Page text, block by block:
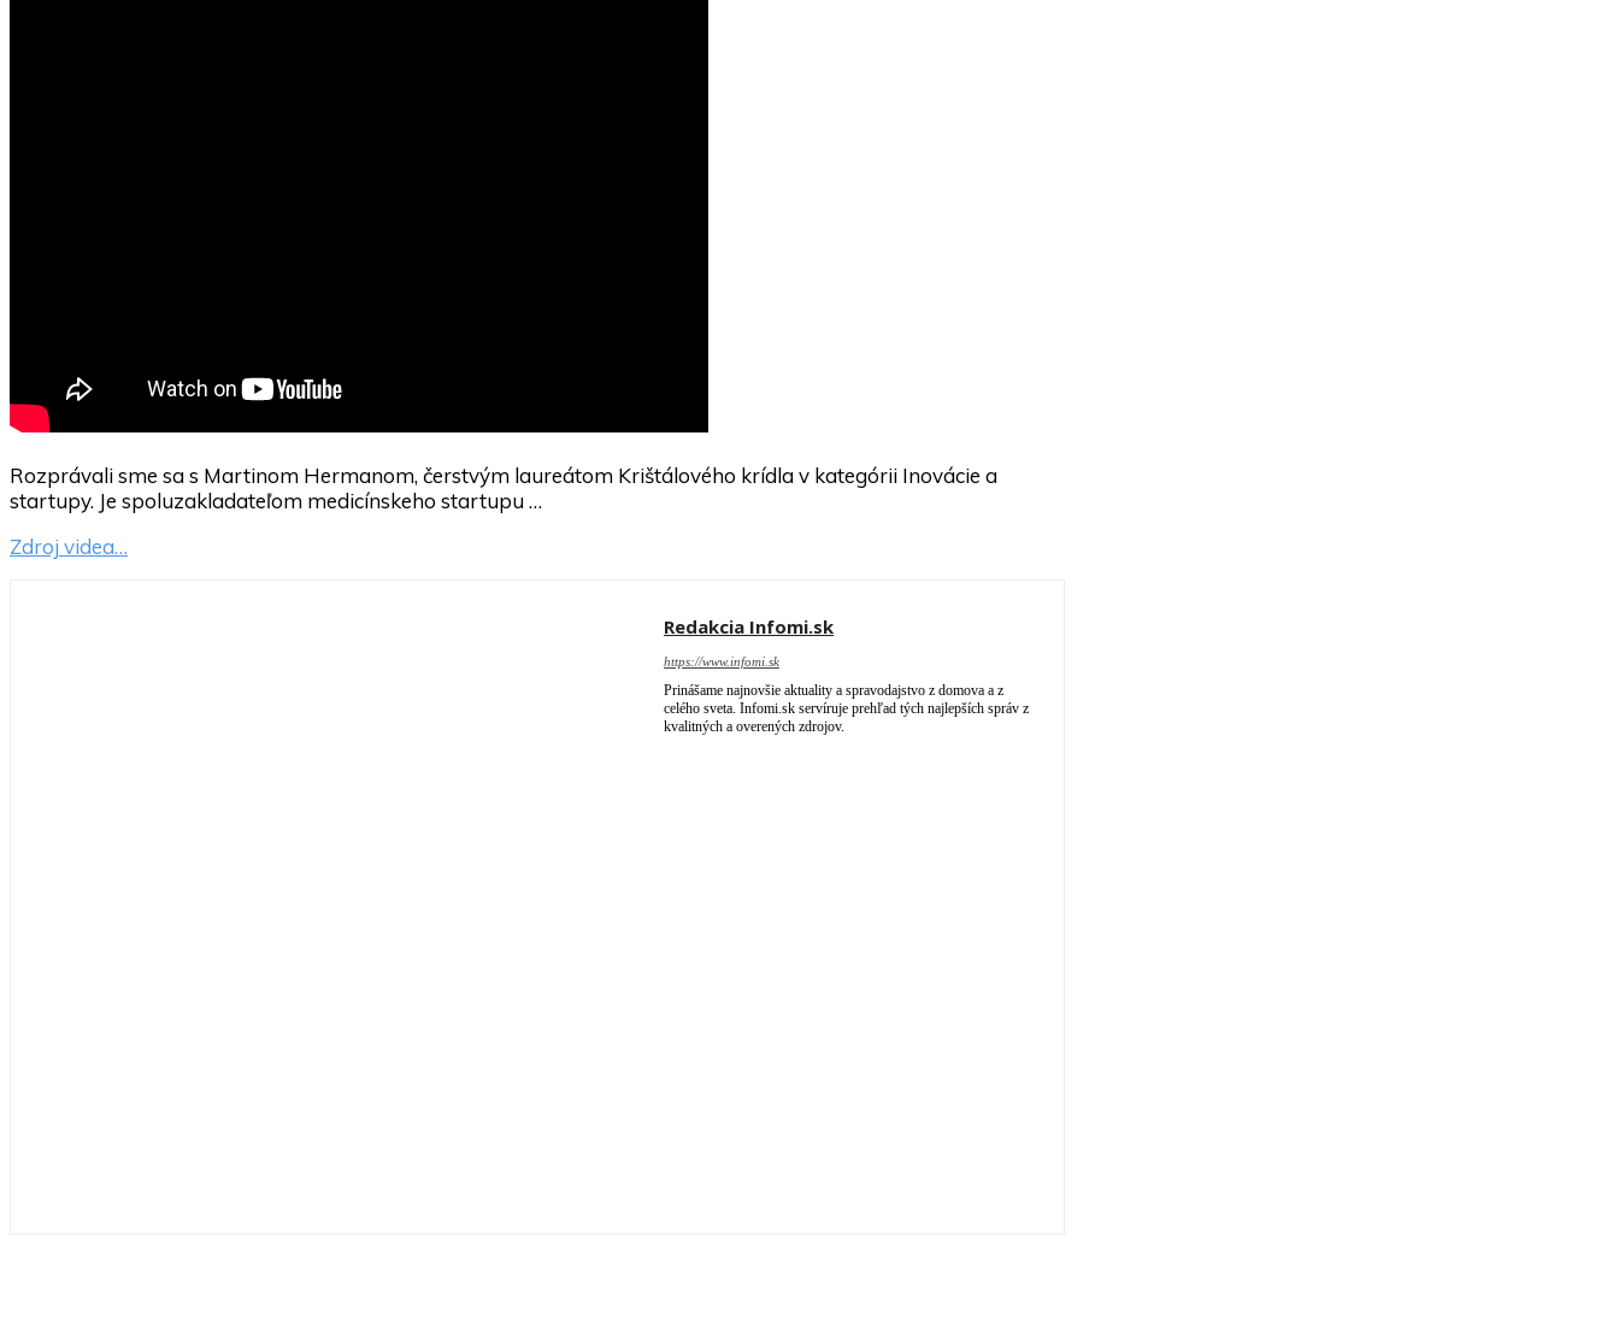
Rozprávali sme sa s Martinom Hermanom, čerstvým laureátom Krištálového krídla v kategórii Inovácie a
startupy. Je spoluzakladateľom medicínskeho startupu …
Zdroj videa…
Redakcia Infomi.sk
https://www.infomi.sk
Prinášame najnovšie aktuality a spravodajstvo z domova a z
celého sveta. Infomi.sk servíruje prehľad tých najlepších správ z
kvalitných a overených zdrojov.